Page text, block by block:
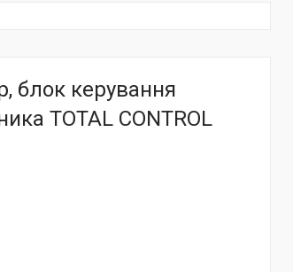
блок керування
TOTAL CONTROL